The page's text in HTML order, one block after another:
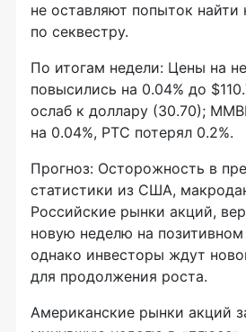
не оставляют попыток
по секвестру.
По итогам недели: Цены на
повысились на 0.04% до
ослаб к доллару (30.70);
на 0.04%, РТС потерял 0.2%.
Прогноз: Осторожность в
статистики из США,
Российские рынки акций,
новую неделю на
однако инвесторы ждут
для продолжения роста.
Американские рынки акций